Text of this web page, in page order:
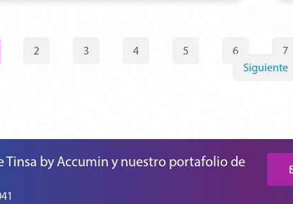
2 3 4 5 6 7
Siguiente
Tinsa by Accumin y nuestro portafolio de